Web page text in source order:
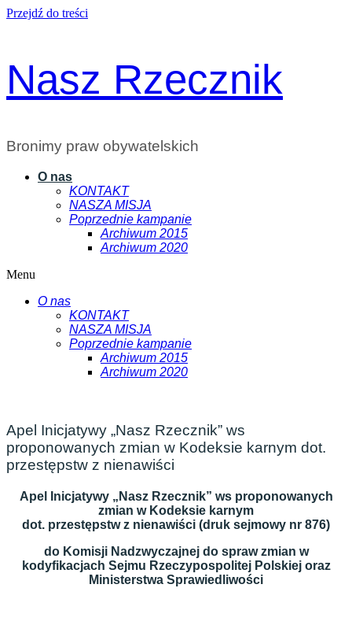
Przejdź do treści
Nasz Rzecznik
Bronimy praw obywatelskich
O nas
KONTAKT
NASZA MISJA
Poprzednie kampanie
Archiwum 2015
Archiwum 2020
Menu
O nas
KONTAKT
NASZA MISJA
Poprzednie kampanie
Archiwum 2015
Archiwum 2020
Apel Inicjatywy „Nasz Rzecznik” ws
proponowanych zmian w Kodeksie karnym dot.
przestępstw z nienawiści
Apel Inicjatywy „Nasz Rzecznik” ws proponowanych
zmian w Kodeksie karnym
dot. przestępstw z nienawiści (druk sejmowy nr 876)
do Komisji Nadzwyczajnej do spraw zmian w
kodyfikacjach Sejmu Rzeczypospolitej Polskiej oraz
Ministerstwa Sprawiedliwości